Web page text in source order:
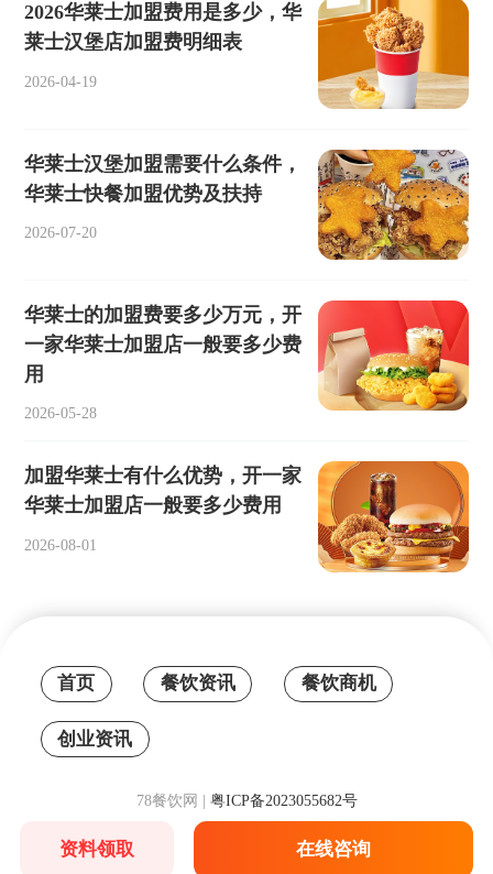
2026华莱士加盟费用是多少，华
莱士汉堡店加盟费明细表
2026-04-19
华莱士汉堡加盟需要什么条件，
华莱士快餐加盟优势及扶持
2026-07-20
​华莱士的加盟费要多少万元，开
一家华莱士加盟店一般要多少费
用
2026-05-28
加盟华莱士有什么优势，开一家
华莱士加盟店一般要多少费用
2026-08-01
资料领取 在线咨询
首页 餐饮资讯 餐饮商机
创业资讯
78餐饮网 | 粤ICP备2023055682号